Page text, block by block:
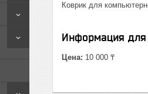
Коврик для
Информация для
Цена: 10 000 ₸